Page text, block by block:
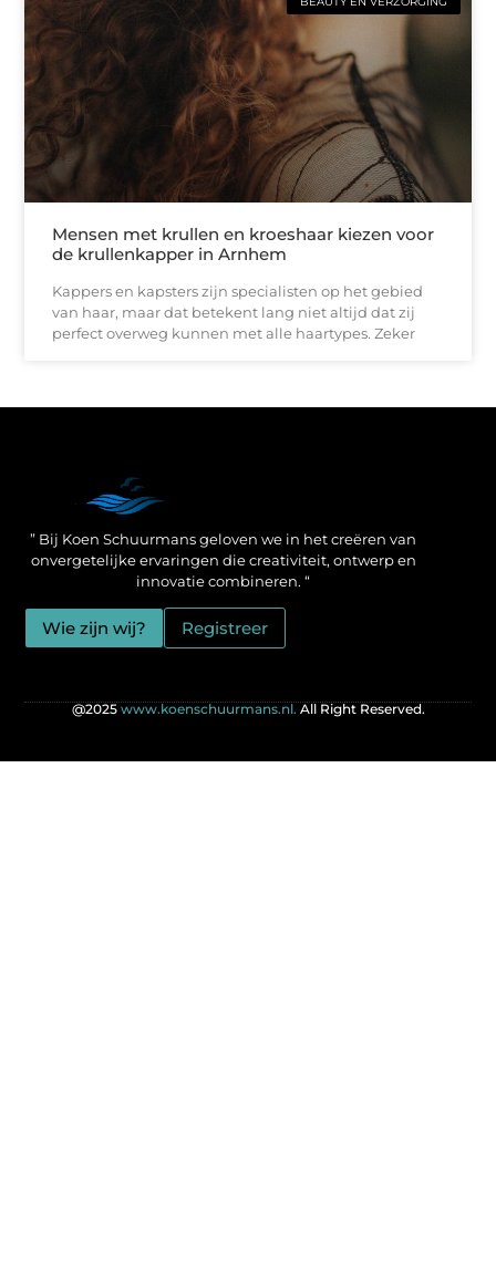
Mensen met krullen en kroeshaar kiezen voor
de krullenkapper in Arnhem
Kappers en kapsters zijn specialisten op het gebied
van haar, maar dat betekent lang niet altijd dat zij
perfect overweg kunnen met alle haartypes. Zeker
” Bij Koen Schuurmans geloven we in het creëren van
onvergetelijke ervaringen die creativiteit, ontwerp en
innovatie combineren. “
Wie zijn wij? Registreer
@2025 www.koenschuurmans.nl. All Right Reserved.